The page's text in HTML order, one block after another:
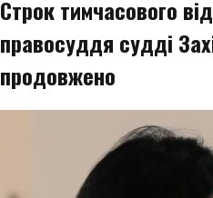
Строк тимчасового
правосуддя судді
продовжено